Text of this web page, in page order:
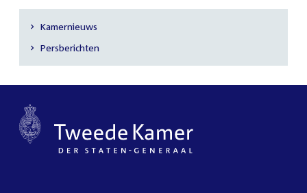
Secundaire
navigatie
Kamernieuws
Persberichten